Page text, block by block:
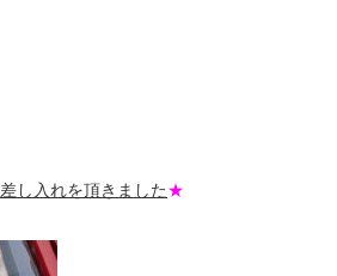
差し入れを頂きました★